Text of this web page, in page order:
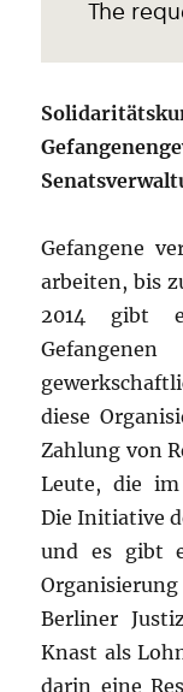
Gefangene
arbeiten, bis
2014 gibt
diese
Zahlung von
Leute, die im
Die Initiative
und es gibt
Berliner
Knast als
darin eine